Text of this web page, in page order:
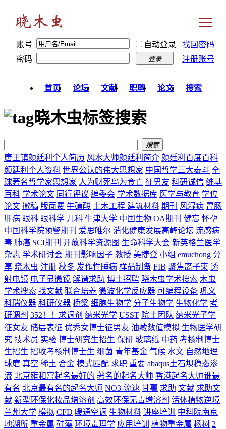
账号 自动登录
找回密码
密码
登录 注册账号
首页 论坛 文献 职聘 论文 搜索
晓木虫标签搜索
搜索
唐王镇颜廷利个人简历 风水大师颜廷利简介 颜廷利百度百科
颜廷利个人资料 世界公认的伟大思想家 中国哲学三大泰斗 全
球著名哲学家思想家 人为财死鸟为食亡 征男友 科研诚信 维基
百科 学术论文 同行评议 编委会 学术数据库 医学与教育 学位
论文 撤稿 版面费 牛磺酸 土木工程 建筑材料 期刊 风湿病 胃肠
肝病 眼科 眼科学 儿科 牛津大学 中国生物 OA期刊 健忘 怀孕
中国科学院预警期刊 爱思唯尔 消化健康发展高峰论坛 流感病
毒 肺癌 SCI期刊 开放科学资源图 生命科学大会 新英格兰医学
杂志 学术研讨会 期刊影响因子 教授 美捷登 小组 emuchong 分
享 晓木虫 注册 秋冬 发作性睡病 样品制备 FIB 聚焦离子束 透
射电镜 电子显微镜 解谱求助 博士招聘 晓木虫学术搜索 木虫
学术搜索 找文献 联合培养 微波化学反应器 可编程设备 巩义
科瑞仪器 科研仪器 桥梁 细胞生物学 分子生物学 生物化学 考
研调剂 352！！求调剂 纳米光学 USST 院士团队 纳米光子学
征女友 储层表征 优秀女博士征男友 油藏数值模拟 生物医学研
究 技术员 实验 博士研究生招生 保研 玻璃纸 中药 考核制博士
生招生 招收考核制博士生 细菌 青年基金 气候 水文 自然地理
球磨 真空 稀土 合金 模式匹配 求职 重要 abaqus土石坝稳态渗
流 北京雍和宫起名最好的 著名的起名大师 香港起名大师谁最
有名 北京最有名的起名大师 NO3-流速 甘薯 求助 文献 求助文
献 新型环保化妆品增溶剂 高效环保无毒增溶剂 活体植物逆境
兰州大学 模拟 CFD 暖通空调 生物材料 讲座培训
中科院南京
地湖所 重金属 硅藻 环境毒理学 应用培训 植物重金属 杨树 2